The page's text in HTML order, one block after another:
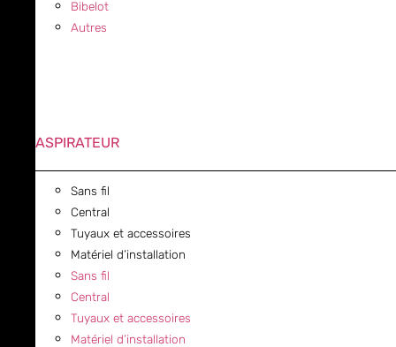
Bibelot
Autres
ASPIRATEUR
Sans fil
Central
Tuyaux et accessoires
Matériel d’installation
Sans fil
Central
Tuyaux et accessoires
Matériel d’installation